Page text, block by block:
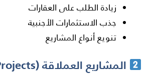
زيادة الطلب على العقارات
جذب الاستثمارات الأجنبية
تنويع أنواع المشاريع
المشاريع العملاقة (Mega Projects)